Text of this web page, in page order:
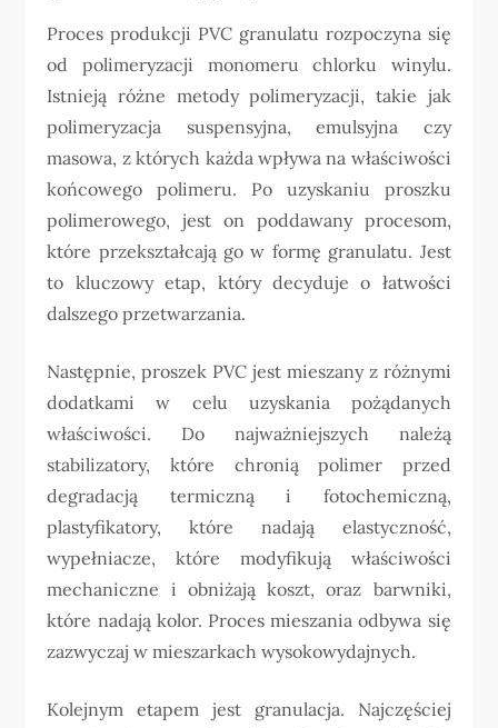
Proces produkcji PVC granulatu rozpoczyna się
od polimeryzacji monomeru chlorku winylu.
Istnieją różne metody polimeryzacji, takie jak
polimeryzacja suspensyjna, emulsyjna czy
masowa, z których każda wpływa na właściwości
końcowego polimeru. Po uzyskaniu proszku
polimerowego, jest on poddawany procesom,
które przekształcają go w formę granulatu. Jest
to kluczowy etap, który decyduje o łatwości
dalszego przetwarzania.
Następnie, proszek PVC jest mieszany z różnymi
dodatkami w celu uzyskania pożądanych
właściwości. Do najważniejszych należą
stabilizatory, które chronią polimer przed
degradacją termiczną i fotochemiczną,
plastyfikatory, które nadają elastyczność,
wypełniacze, które modyfikują właściwości
mechaniczne i obniżają koszt, oraz barwniki,
które nadają kolor. Proces mieszania odbywa się
zazwyczaj w mieszarkach wysokowydajnych.
Kolejnym etapem jest granulacja. Najczęściej